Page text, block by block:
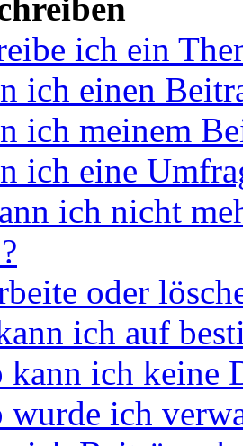
ich ein
ich einen
ich meinem
ich eine
ich nicht
oder
ich auf
kann ich keine
wurde ich